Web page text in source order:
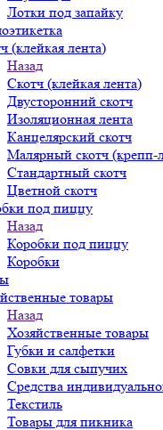
Лотки под запайку
(клейкая лента)
Назад
Скотч (клейкая лента)
Двусторонний скотч
Изоляционная лента
Канцелярский скотч
Малярный скотч (крепп-
Стандартный скотч
Цветной скотч
под пиццу
Назад
Коробки под пиццу
Коробки
товары
Назад
Хозяйственные товары
Губки и салфетки
Совки для сыпучих
Средства
Текстиль
Товары для пикника